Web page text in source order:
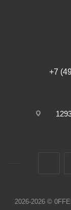
+7
2026-2026 ©